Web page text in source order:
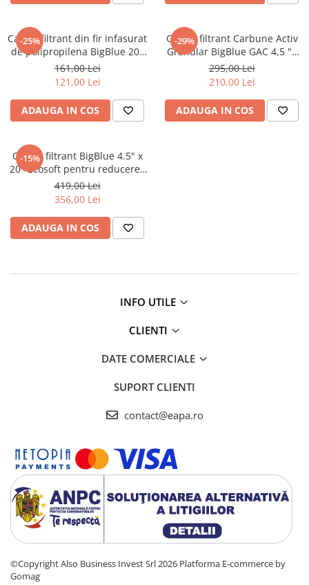
Microfiltrare
Ultrafiltrare
Sterilizare cu UV
Osmoza inversa
Sisteme cu pompa de presiune
Sisteme cu flux direct
Sisteme profesionale
Statii automate
ECOMIX
Deferizare cu BIRM
Eliminare nitriti / nitrati
Componente si accesorii
Carcase de schimb
Chei strangere
Cleme si suporti
Conectori si fitinguri
Componente filtre
Garnituri si oringuri
-25%
Cartus filtrant din fir infasurat
de polipropilena BigBlue 20"
Ecosoft
161,00 Lei
121,00 Lei
ADAUGA IN COS
-29%
Cartus filtrant Carbune Activ
Granular BigBlue GAC 4,5 "X
20"
295,00 Lei
210,00 Lei
ADAUGA IN COS
-15%
Cartus filtrant BigBlue 4.5" x
20" Ecosoft pentru reducerea
hidrogenului sulfurat
419,00 Lei
356,00 Lei
ADAUGA IN COS
INFO UTILE
CLIENTI
DATE COMERCIALE
SUPORT CLIENTI
contact@eapa.ro
©Copyright Also Business Invest Srl 2026 Platforma E-commerce by
Gomag